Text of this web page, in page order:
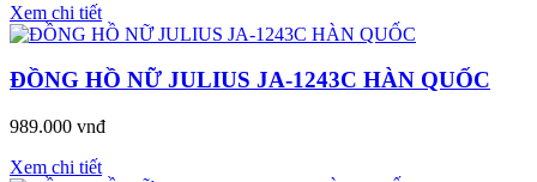
Xem chi tiết
ĐỒNG HỒ NỮ JULIUS JA-1243C HÀN QUỐC
989.000 vnđ
Xem chi tiết